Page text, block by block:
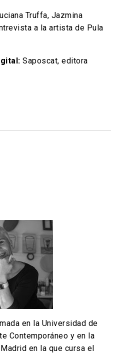
Truffa, Jazmina
a la artista de Pula
Saposcat, editora
en la Universidad de
Contemporáneo y en la
en la que cursa el